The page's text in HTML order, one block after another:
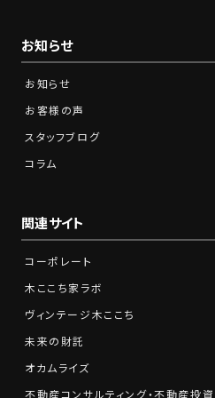
お知らせ
お知らせ
お客様の声
スタッフブログ
コラム
関連サイト
コーポレート
木ここち家ラボ
ヴィンテージ木ここち
未来の財託
オカムライズ
不動産コンサルティング・不動産投資